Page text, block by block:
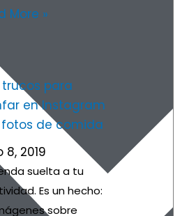
More »
trucos para
en Instagram
de comida
8, 2019
suelta a tu
Es un hecho:
sobre